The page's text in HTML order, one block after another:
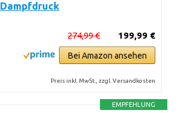
Dampfdruck
199,99 €
274,99 €
Bei Amazon ansehen
Preis inkl. MwSt., zzgl. Versandkosten
EMPFEHLUNG